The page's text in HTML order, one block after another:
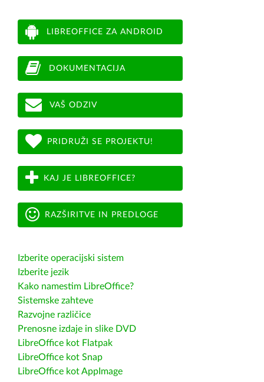
LIBREOFFICE ZA ANDROID
DOKUMENTACIJA
VAŠ ODZIV
PRIDRUŽI SE PROJEKTU!
KAJ JE LIBREOFFICE?
RAZŠIRITVE IN PREDLOGE
Izberite operacijski sistem
Izberite jezik
Kako namestim LibreOffice?
Sistemske zahteve
Razvojne različice
Prenosne izdaje in slike DVD
LibreOffice kot Flatpak
LibreOffice kot Snap
LibreOffice kot AppImage